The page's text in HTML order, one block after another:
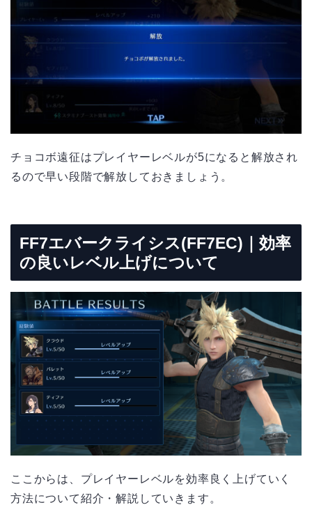
チョコボ遠征はプレイヤーレベルが5になると解放され
るので早い段階で解放しておきましょう。
FF7エバークライシス(FF7EC) ｜効率
の良いレベル上げについて
ここからは、プレイヤーレベルを効率良く上げていく
方法について紹介・解説していきます。